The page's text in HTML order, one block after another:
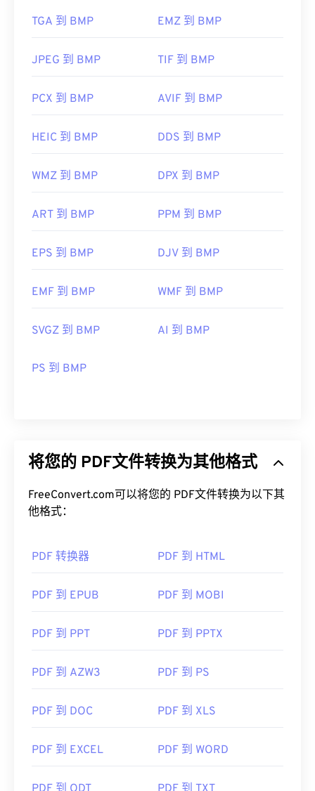
TGA 到 BMP EMZ 到 BMP
JPEG 到 BMP TIF 到 BMP
PCX 到 BMP AVIF 到 BMP
HEIC 到 BMP DDS 到 BMP
WMZ 到 BMP DPX 到 BMP
ART 到 BMP PPM 到 BMP
EPS 到 BMP DJV 到 BMP
EMF 到 BMP WMF 到 BMP
SVGZ 到 BMP AI 到 BMP
PS 到 BMP
将您的 PDF文件转换为其他格式
FreeConvert.com可以将您的 PDF文件转换为以下其
他格式：
PDF 转换器 PDF 到 HTML
PDF 到 EPUB PDF 到 MOBI
PDF 到 PPT PDF 到 PPTX
PDF 到 AZW3 PDF 到 PS
PDF 到 DOC PDF 到 XLS
PDF 到 EXCEL PDF 到 WORD